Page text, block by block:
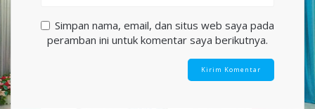
Simpan nama, email, dan situs web saya pada
peramban ini untuk komentar saya berikutnya.